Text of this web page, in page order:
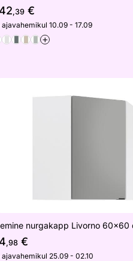
,39 €
ajavahemikul 10.09 - 17.09
+
cm
nurgakapp Livorno 60x60
,98 €
ajavahemikul 25.09 - 02.10